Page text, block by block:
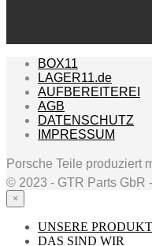
BOX11
LAGER11.de
AUFBEREITEREI
AGB
DATENSCHUTZ
IMPRESSUM
Porsche Teile produziert
©️ 2023 - GTR Parts GbR
×
UNSERE
DAS SIND WIR